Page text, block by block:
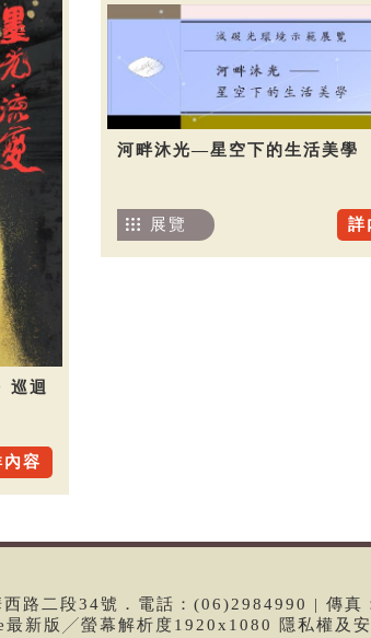
巡迴
內容
河畔沐光—星空下的生活美學
詳
展覽
路二段34號．電話：(06)2984990 | 傳真
新版╱螢幕解析度1920x1080 隱私權及